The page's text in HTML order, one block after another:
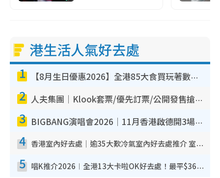
港生活人氣好去處
1 【8月生日優惠2026】全港85大食買玩著數攻略 自助餐/火鍋放題同行免費＋誠品/DONKI送現金券
2 人夫集團｜Klook套票/優先訂票/公開發售搶飛攻略！附票價.購票連結.場地座位表
3 BIGBANG演唱會2026｜11月香港啟德開3場！實名制VIP申請、優先購票攻略
4 香港室內好去處｜逾35大歎冷氣室內好去處推介 室內活動免費避雨無懼落雨
5 唱K推介2026︱全港13大卡啦OK好去處！最平$36起 日文K都有！(附地址+收費詳情)